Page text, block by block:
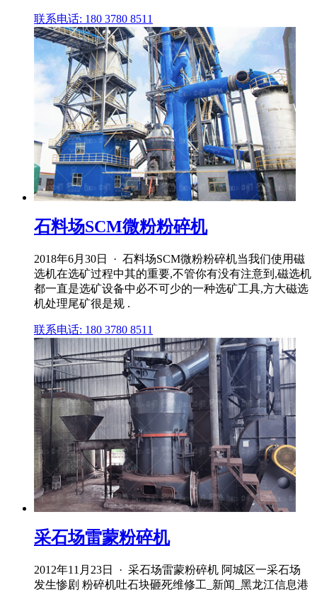
联系电话: 180 3780 8511
石料场SCM微粉粉碎机
2018年6月30日 · 石料场SCM微粉粉碎机当我们使用磁
选机在选矿过程中其的重要,不管你有没有注意到,磁选机
都一直是选矿设备中必不可少的一种选矿工具,方大磁选
机处理尾矿很是规 .
联系电话: 180 3780 8511
采石场雷蒙粉碎机
2012年11月23日 · 采石场雷蒙粉碎机 阿城区一采石场
发生惨剧 粉碎机吐石块砸死维修工_新闻_黑龙江信息港